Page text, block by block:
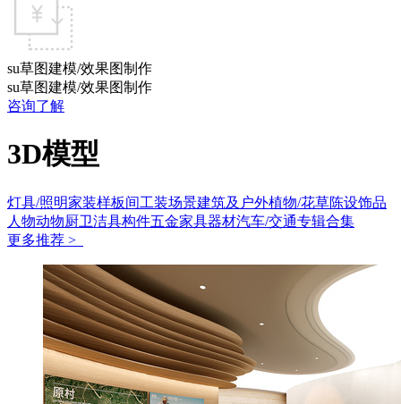
su草图建模/效果图制作
su草图建模/效果图制作
咨询了解
3D模型
灯具/照明家装样板间工装场景建筑及户外植物/花草陈设饰品
人物动物厨卫洁具构件五金家具器材汽车/交通专辑合集
更多推荐 >